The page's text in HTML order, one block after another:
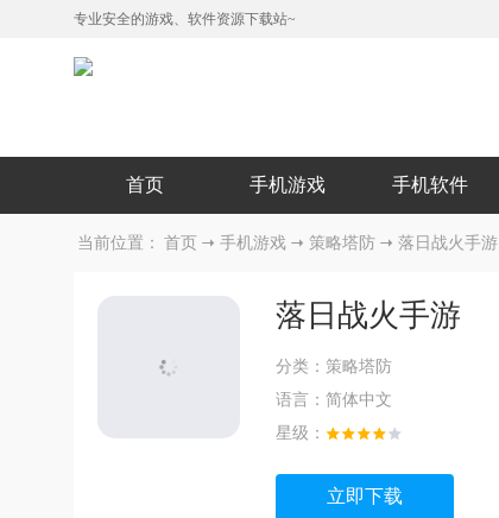
专业安全的游戏、软件资源下载站~
首页 手机游戏 手机软件
当前位置： 首页 手机游戏 策略塔防 落日战火手游
落日战火手游
分类： 策略塔防
语言： 简体中文
星级：
立即下载